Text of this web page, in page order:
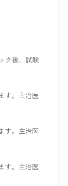
ク後、試験
す。主治医
す。主治医
す。主治医